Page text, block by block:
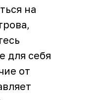
на
для себя
от